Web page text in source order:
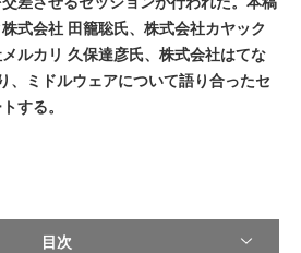
式会社 田籠聡氏、株式会社カヤック
ルカリ 久保達彦氏、株式会社はてな
、ミドルウェアについて語り合ったセ
する。
目次